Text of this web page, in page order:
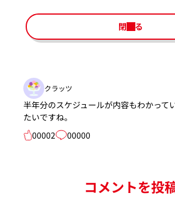
閉じる
クラッツ
半年分のスケジュールが内容もわかって
たいですね。
00002
00000
コメントを投